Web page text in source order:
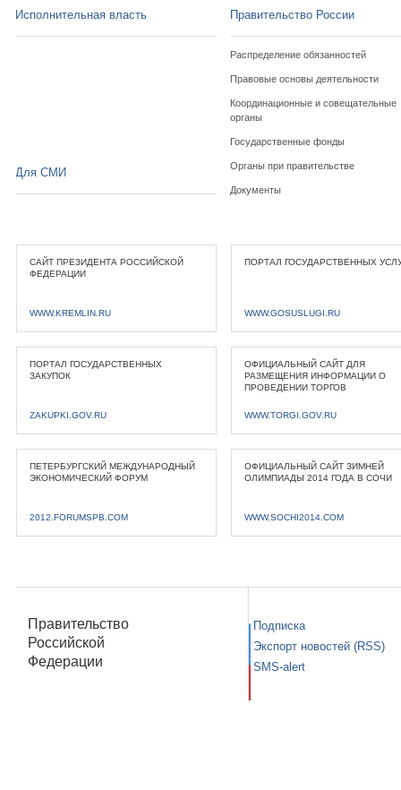
Исполнительная власть Правительство России
Распределение обязанностей
Правовые основы деятельности
Координационные и совещательные
органы
Государственные фонды
Органы при правительстве
Документы
Для СМИ
САЙТ ПРЕЗИДЕНТА РОССИЙСКОЙ
ФЕДЕРАЦИИ
WWW.KREMLIN.RU
ПОРТАЛ ГОСУДАРСТВЕННЫХ
WWW.GOSUSLUGI.RU
ПОРТАЛ ГОСУДАРСТВЕННЫХ
ЗАКУПОК
ZAKUPKI.GOV.RU
ОФИЦИАЛЬНЫЙ САЙТ ДЛЯ
РАЗМЕЩЕНИЯ ИНФОРМАЦИИ О
ПРОВЕДЕНИИ ТОРГОВ
WWW.TORGI.GOV.RU
ПЕТЕРБУРГСКИЙ МЕЖДУНАРОДНЫЙ
ЭКОНОМИЧЕСКИЙ ФОРУМ
2012.FORUMSPB.COM
ОФИЦИАЛЬНЫЙ САЙТ ЗИМНЕЙ
ОЛИМПИАДЫ 2014 ГОДА В СОЧИ
WWW.SOCHI2014.COM
Правительство
Российской
Федерации
Подписка
Экспорт новостей (RSS)
SMS-alert